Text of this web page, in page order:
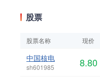
股票
股票名称 现价
中国核电
sh601985 8.80